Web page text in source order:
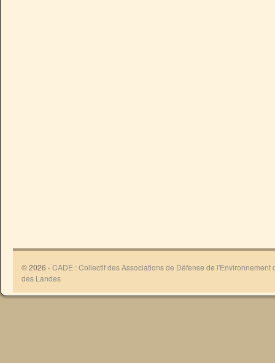
© 2026 -CADE : Collectif des Associations de Défense de l'Environnement
des Landes